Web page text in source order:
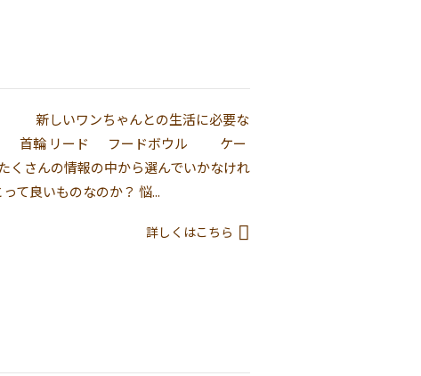
しいワンちゃんとの生活に必要な
輪 リード フードボウル ケー
さんの情報の中から選んでいかなけれ
て良いものなのか？ 悩...
詳しくはこちら